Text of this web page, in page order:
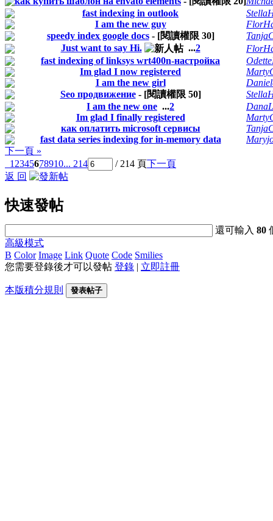
fast indexing in outlook
I am the new guy
speedy index google docs- [閱讀權限 30]
Just want to say Hi.
...2
fast indexing of linksys wrt400n-настройка
Im glad I now registered
I am the new girl
Seo продвижение- [閱讀權限 50]
I am the new one ...2
Im glad I finally registered
как оплатить microsoft сервисы
fast data series indexing for in-memory data
下一頁 »
1 2345678910... 214 / 214 頁下一頁
返 回
快速發帖
還可輸入80
高級模式
B Color Image Link Quote Code Smilies
您需要登錄後才可以發帖 登錄 | 立即註冊
本版積分規則 發表帖子